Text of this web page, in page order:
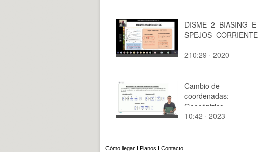
DISME_2_BIASING_E
SPEJOS_CORRIENTE
210:29 · 2020
Cambio de
coordenadas:
Geocéntrico-
ecuatoriales a
10:42 · 2023
Cómo llegar I Planos I Contacto